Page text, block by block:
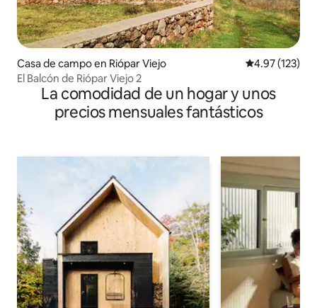
Casa de campo en Riópar Viejo Calificación
4.97 (123)
El Balcón de Riópar Viejo 2
La comodidad de un hogar y unos
precios mensuales fantásticos